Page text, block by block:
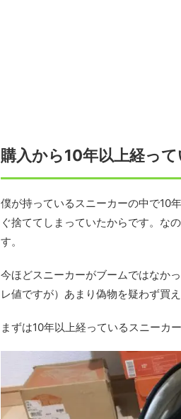
購入から10年以上経っ
僕が持っているスニーカーの中で10
ぐ捨ててしまっていたからです。な
す。
今ほどスニーカーがブームではなか
レ値ですが）あまり偽物を疑わず買
まずは10年以上経っているスニーカ